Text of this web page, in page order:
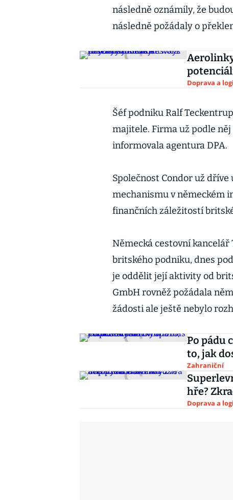
následně oznámily, že
následně požádaly o
Doprava a
Šéf podniku Ralf
majitele. Firma už podle
informovala agentura DPA.
Společnost Condor už
mechanismu v německém
finančních záležitostí
Německá cestovní kancelář
britského podniku, dnes
je oddělit její aktivity od
GmbH rovněž požádala
žádosti ale ještě nebylo
Po pádu
to, jak
Zahraniční
hře?
Doprava a